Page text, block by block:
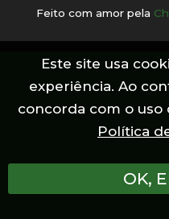
Feito com amor pela
Este site usa
experiência. Ao
concorda com o uso
Política
OK,